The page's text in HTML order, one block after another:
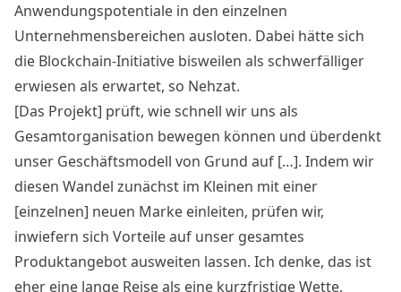
Anwendungspotentiale in den einzelnen
Unternehmensbereichen ausloten. Dabei hätte sich
die Blockchain-Initiative bisweilen als schwerfälliger
erwiesen als erwartet, so Nehzat.
[Das Projekt] prüft, wie schnell wir uns als
Gesamtorganisation bewegen können und überdenkt
unser Geschäftsmodell von Grund auf […]. Indem wir
diesen Wandel zunächst im Kleinen mit einer
[einzelnen] neuen Marke einleiten, prüfen wir,
inwiefern sich Vorteile auf unser gesamtes
Produktangebot ausweiten lassen. Ich denke, das ist
eher eine lange Reise als eine kurzfristige Wette,